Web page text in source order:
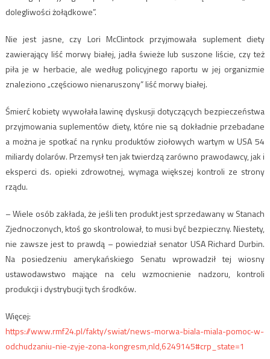
dolegliwości żołądkowe”.
Nie jest jasne, czy Lori McClintock przyjmowała suplement diety
zawierający liść morwy białej, jadła świeże lub suszone liście, czy też
piła je w herbacie, ale według policyjnego raportu w jej organizmie
znaleziono „częściowo nienaruszony” liść morwy białej.
Śmierć kobiety wywołała lawinę dyskusji dotyczących bezpieczeństwa
przyjmowania suplementów diety, które nie są dokładnie przebadane
a można je spotkać na rynku produktów ziołowych wartym w USA 54
miliardy dolarów. Przemysł ten jak twierdzą zarówno prawodawcy, jak i
eksperci ds. opieki zdrowotnej, wymaga większej kontroli ze strony
rządu.
– Wiele osób zakłada, że jeśli ten produkt jest sprzedawany w Stanach
Zjednoczonych, ktoś go skontrolował, to musi być bezpieczny. Niestety,
nie zawsze jest to prawdą – powiedział senator USA Richard Durbin.
Na posiedzeniu amerykańskiego Senatu wprowadził tej wiosny
ustawodawstwo mające na celu wzmocnienie nadzoru, kontroli
produkcji i dystrybucji tych środków.
Więcej:
https://www.rmf24.pl/fakty/swiat/news-morwa-biala-miala-pomoc-w-
odchudzaniu-nie-zyje-zona-kongresm,nId,6249145#crp_state=1